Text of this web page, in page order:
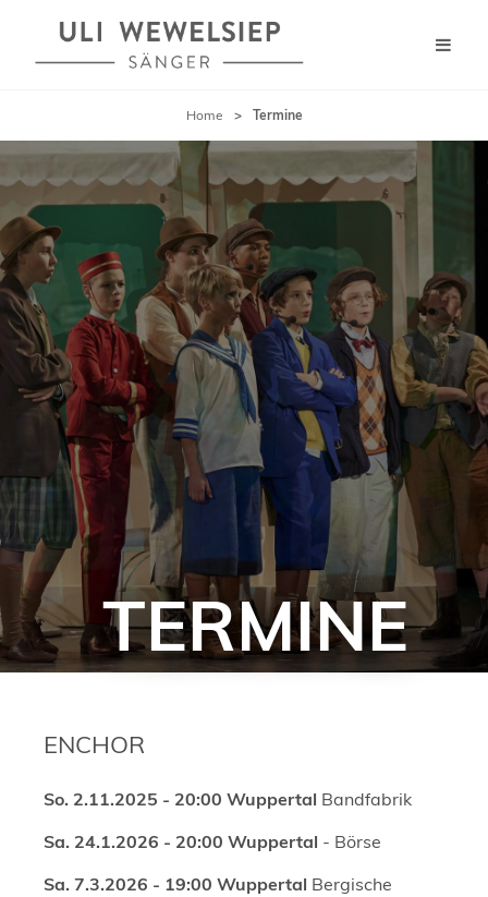
Home > Termine
TERMINE
ENCHOR
So. 2.11.2025 - 20:00 Wuppertal Bandfabrik
Sa. 24.1.2026 - 20:00 Wuppertal - Börse
Sa. 7.3.2026 - 19:00 Wuppertal Bergische